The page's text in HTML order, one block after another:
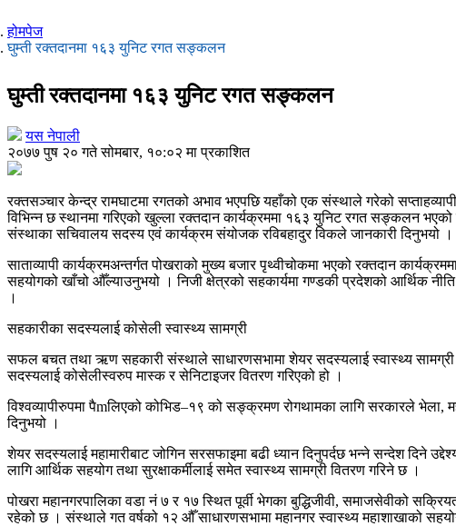
होमपेज
घुम्ती रक्तदानमा १६३ युनिट रगत सङ्कलन
घुम्ती रक्तदानमा १६३ युनिट रगत सङ्कलन
यस नेपाली
२०७७ पुष २० गते सोमबार, १०:०२ मा प्रकाशित
रक्तसञ्चार केन्द्र रामघाटमा रगतको अभाव भएपछि यहाँको एक संस्थाले गरेको
विभिन्न छ स्थानमा गरिएको खुल्ला रक्तदान कार्यक्रममा १६३ युनिट रगत सङ्कलन
संस्थाका सचिवालय सदस्य एवं कार्यक्रम संयोजक रविबहादुर विकले जानकारी दिनुभयो ।
साताव्यापी कार्यक्रमअन्तर्गत पोखराको मुख्य बजार पृथ्वीचोकमा भएको रक्तदान
सहयोगको खाँचो औँल्याउनुभयो । निजी क्षेत्रको सहकार्यमा गण्डकी प्रदेशको आर्थिक नीति
।
सहकारीका सदस्यलाई कोसेली स्वास्थ्य सामग्री
सफल बचत तथा ऋण सहकारी संस्थाले साधारणसभामा शेयर सदस्यलाई स्वास्थ्य सामग्री
सदस्यलाई कोसेलीस्वरुप मास्क र सेनिटाइजर वितरण गरिएको हो ।
विश्वव्यापीरुपमा पैmलिएको कोभिड–१९ को सङ्क्रमण रोगथामका लागि सरकारले भेला,
दिनुभयो ।
शेयर सदस्यलाई महामारीबाट जोगिन सरसफाइमा बढी ध्यान दिनुपर्दछ भन्ने सन्देश दिने
लागि आर्थिक सहयोग तथा सुरक्षाकर्मीलाई समेत स्वास्थ्य सामग्री वितरण गरिने छ ।
पोखरा महानगरपालिका वडा नं ७ र १७ स्थित पूर्वी भेगका बुद्धिजीवी, समाजसेवीको
रहेको छ । संस्थाले गत वर्षको १२ औँ साधारणसभामा महानगर स्वास्थ्य महाशाखाको